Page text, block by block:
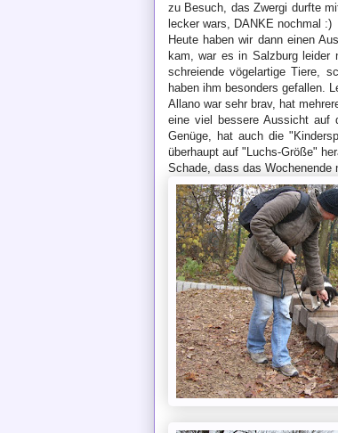
zu Besuch, das Zwergi durfte
lecker wars, DANKE nochmal :)
Heute haben wir dann einen
kam, war es in Salzburg leider
schreiende vögelartige Tiere,
haben ihm besonders gefallen.
Allano war sehr brav, hat
eine viel bessere Aussicht auf
Genüge, hat auch die
überhaupt auf "Luchs-Größe"
Schade, dass das Wochenende